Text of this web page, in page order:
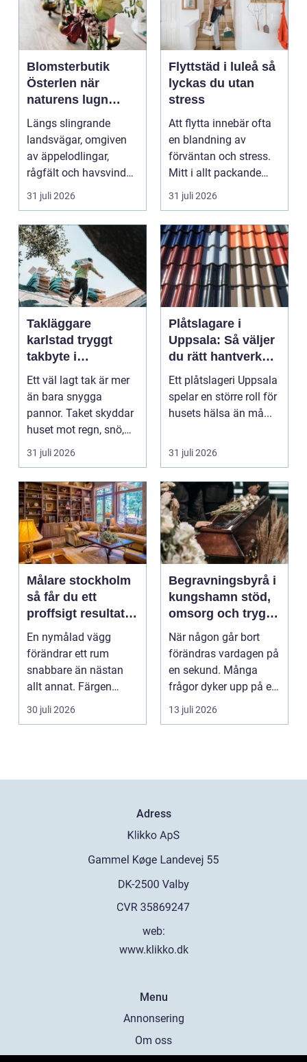
Blomsterbutik
Österlen när
naturens lugn
möter kreativt
hantverk
Längs slingrande
landsvägar, omgiven
av äppelodlingar,
rågfält och havsvindar,
har
blomsterhantverke...
31 juli 2026
Flyttstäd i luleå så
lyckas du utan
stress
Att flytta innebär ofta
en blandning av
förväntan och stress.
Mitt i allt packande
och planerande dy...
31 juli 2026
Takläggare
karlstad tryggt
takbyte i
värmländskt klimat
Ett väl lagt tak är mer
än bara snygga
pannor. Taket skyddar
huset mot regn, snö,
blåst och stark vå...
31 juli 2026
Plåtslagare i
Uppsala: Så väljer
du rätt hantverkare
för tak och fasad
Ett plåtslageri Uppsala
spelar en större roll för
husets hälsa än må...
31 juli 2026
Målare stockholm
så får du ett
proffsigt resultat
hemma
En nymålad vägg
förändrar ett rum
snabbare än nästan
allt annat. Färgen
påverkar hur vi
upplever lju...
30 juli 2026
Begravningsbyrå i
kungshamn stöd,
omsorg och trygg
vägledning
När någon går bort
förändras vardagen på
en sekund. Många
frågor dyker upp på en
gång: Vad händer nu...
13 juli 2026
Adress
web:
www.klikko.dk
Menu
Annonsering
Om oss